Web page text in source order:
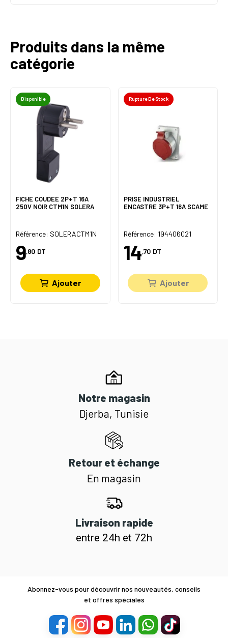
Produits dans la même
catégorie
Disponible
FICHE COUDEE 2P+T 16A
250V NOIR CTM1N SOLERA
Référence: SOLERACTM1N
9,80 DT
Ajouter
Rupture De Stock
PRISE INDUSTRIEL
ENCASTRE 3P+T 16A SCAME
Référence: 194406021
14,70 DT
Ajouter
Notre magasin
Djerba, Tunisie
Retour et échange
En magasin
Livraison rapide
entre 24h et 72h
Abonnez-vous pour découvrir nos nouveautés, conseils
et offres spéciales